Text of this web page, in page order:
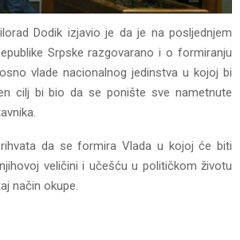
Dodik izjavio je da je na posljednjem
Srpske razgovarano i o formiranju
vlade nacionalnog jedinstva u kojoj bi
cilj bi bio da se ponište sve nametnute
da se formira Vlada u kojoj će biti
veličini i učešću u političkom životu
način okupe.